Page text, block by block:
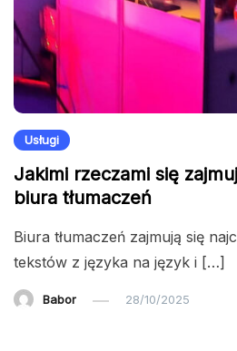
Usługi
Jakimi rzeczami się
biura tłumaczeń
Biura tłumaczeń zajmują się
tekstów z języka na język i […]
Babor 28/10/2025